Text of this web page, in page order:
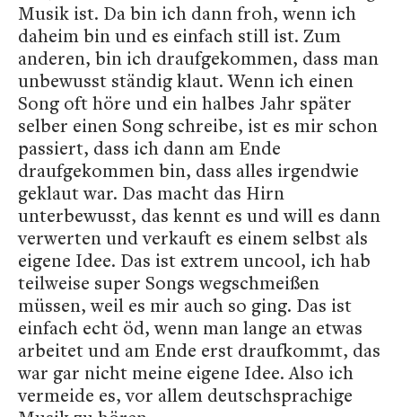
Musik ist. Da bin ich dann froh, wenn ich
daheim bin und es einfach still ist. Zum
anderen, bin ich draufgekommen, dass man
unbewusst ständig klaut. Wenn ich einen
Song oft höre und ein halbes Jahr später
selber einen Song schreibe, ist es mir schon
passiert, dass ich dann am Ende
draufgekommen bin, dass alles irgendwie
geklaut war. Das macht das Hirn
unterbewusst, das kennt es und will es dann
verwerten und verkauft es einem selbst als
eigene Idee. Das ist extrem uncool, ich hab
teilweise super Songs wegschmeißen
müssen, weil es mir auch so ging. Das ist
einfach echt öd, wenn man lange an etwas
arbeitet und am Ende erst draufkommt, das
war gar nicht meine eigene Idee. Also ich
vermeide es, vor allem deutschsprachige